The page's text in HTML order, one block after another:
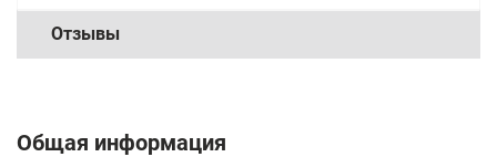
Отзывы
Общая информация